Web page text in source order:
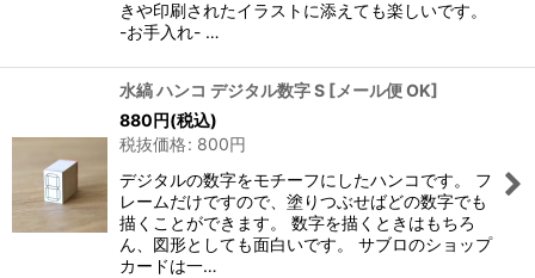
きや印刷されたイラストに添えても楽しいです。
-お手入れ- …
水縞 ハンコ デジタル数字 S [メール便 OK]
880円(税込)
税抜価格: 800円
デジタルの数字をモチーフにしたハンコです。 フ
レームだけですので、塗りつぶせばどの数字でも
描くことができます。 数字を描くときはもちろ
ん、図形としても面白いです。 サブロのショップ
カードは一…